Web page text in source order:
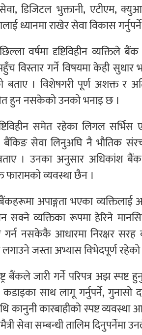
डिजिटल भुक्तानी, एटीएम,
ध्यानमा राखेर सेवा विकास
वर्षमा दृष्टिविहीन व्यक्तिले
विस्तार गर्ने विषयमा केही
। विशेषगरी पूर्ण अशक्त र
हुन नसकेको उनको भनाइ छ ।
समेत रहेका लिगल सर्भिस
बैंकिङ सेवा लिनुअघि नै भौतिक
। उनका अनुसार अधिकांश बैंक
फारामको व्यवस्था छैन ।
अपाङ्गता भएका व्यक्तिलाई
सक्ने व्यक्तिका रूपमा हेरिने
गर्न नसकेकै आधारमा निरक्षर
लगाउने जस्ता अभ्यास विभेदपूर्ण
बैंकले जारी गर्ने परिपत्र अझ स्पष्ट
साथ लागू गर्नुपर्ने, गुनासो
कानुनी कारबाहीको स्पष्ट
सेवा सम्बन्धी तालिम दिनुपर्नेमा